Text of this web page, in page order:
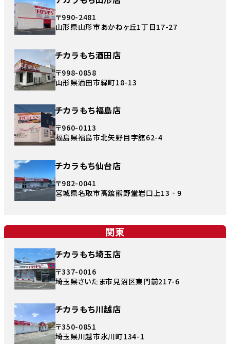
〒990-2481
山形県山形市あかねヶ丘1丁目17-27
チカラもち酒田店
〒998-0858
山形県酒田市緑町18-13
チカラもち福島店
〒960-0113
福島県福島市北矢野目字舘62-4
チカラもち仙台店
〒982-0041
宮城県名取市高舘熊野堂岩口上13‐9
関東
チカラもち埼玉店
〒337-0016
埼玉県さいたま市見沼区東門前217-6
チカラもち川越店
〒350-0851
埼玉県川越市氷川町134-1